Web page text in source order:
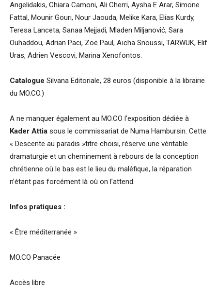
Angelidakis, Chiara Camoni, Ali Cherri, Aysha E Arar, Simone
Fattal, Mounir Gouri, Nour Jaouda, Melike Kara, Elias Kurdy,
Teresa Lanceta, Sanaa Mejjadi, Mladen Miljanović, Sara
Ouhaddou, Adrian Paci, Zoë Paul, Aïcha Snoussi, TARWUK, Elif
Uras, Adrien Vescovi, Marina Xenofontos.
Catalogue Silvana Editoriale, 28 euros (disponible à la librairie
du MO.CO.)
A ne manquer également au MO.CO l’exposition dédiée à
Kader Attia sous le commissariat de Numa Hambursin. Cette
« Descente au paradis »titre choisi, réserve une véritable
dramaturgie et un cheminement à rebours de la conception
chrétienne où le bas est le lieu du maléfique, la réparation
n’étant pas forcément là où on l’attend.
Infos pratiques :
« Être méditerranée »
MO.CO Panacée
Accès libre